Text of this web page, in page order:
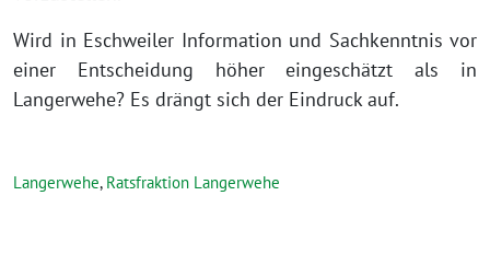
Wird in Eschweiler Information und Sachkenntnis vor
einer Entscheidung höher eingeschätzt als in
Langerwehe? Es drängt sich der Eindruck auf.
Langerwehe, Ratsfraktion Langerwehe